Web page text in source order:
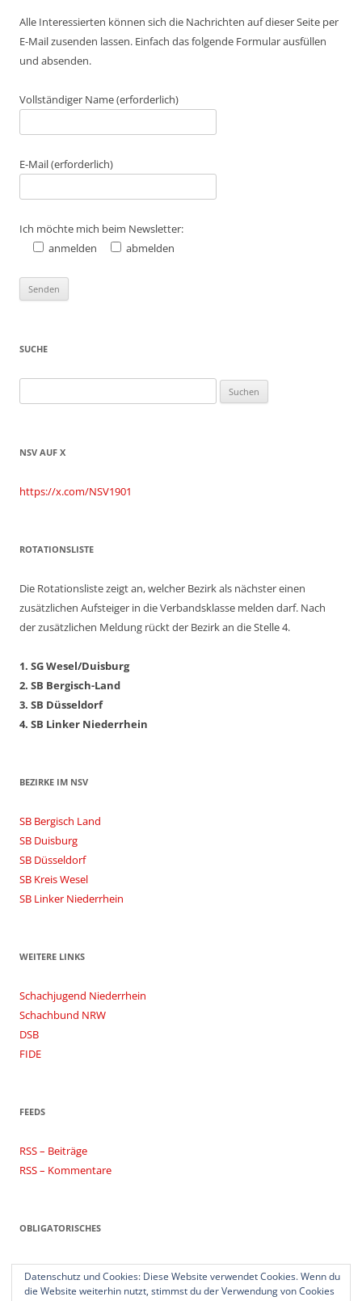
Alle Interessierten können sich die Nachrichten auf dieser Seite per
E-Mail zusenden lassen. Einfach das folgende Formular ausfüllen
und absenden.
Vollständiger Name (erforderlich)
E-Mail (erforderlich)
Ich möchte mich beim Newsletter:
anmelden
abmelden
SUCHE
nach:
NSV AUF X
https://x.com/NSV1901
ROTATIONSLISTE
Die Rotationsliste zeigt an, welcher Bezirk als nächster einen
zusätzlichen Aufsteiger in die Verbandsklasse melden darf. Nach
der zusätzlichen Meldung rückt der Bezirk an die Stelle 4.
1. SG Wesel/Duisburg
2. SB Bergisch-Land
3. SB Düsseldorf
4. SB Linker Niederrhein
BEZIRKE IM NSV
SB Bergisch Land
SB Duisburg
SB Düsseldorf
SB Kreis Wesel
SB Linker Niederrhein
WEITERE LINKS
Schachjugend Niederrhein
Schachbund NRW
DSB
FIDE
FEEDS
RSS – Beiträge
RSS – Kommentare
OBLIGATORISCHES
Impressum
Datenschutzerklärung
Datenschutz und Cookies: Diese Website verwendet Cookies. Wenn du
die Website weiterhin nutzt, stimmst du der Verwendung von Cookies